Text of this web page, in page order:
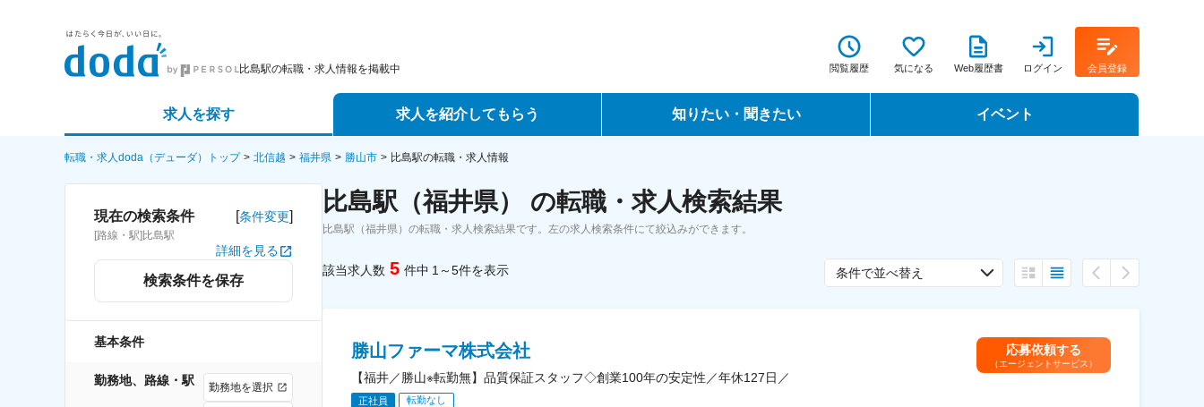
比島駅の転職・求人情報を掲載中 閲覧履歴 気になる Web履歴書 ログイン 会員登録
求人を探す
詳細条件から探す
求人特集から探す
求人を紹介してもらう
エージェントサービス
スカウトサービス
知りたい・聞きたい
データで見る転職
イベント
転職・求人doda（デューダ）トップ 北信越 福井県 勝山市 比島駅の転職・求人情報
現在の検索条件 [条件変更]
[路線・駅]比島駅
詳細を見る
検索条件を保存
基本条件
勤務地、路線・駅 勤務地を選択
比島駅（福井県） の転職・求人検索結果
比島駅（福井県）の転職・求人検索結果です。左の求人検索条件にて絞込みができます。
該当求人数 5 件中 1～5件を表示 条件で並べ替え
勝山ファーマ株式会社
【福井／勝山※転勤無】品質保証スタッフ◇創業100年の安定性／年休127日／
正社員 転勤なし
応募依頼する
（エージェントサービス）